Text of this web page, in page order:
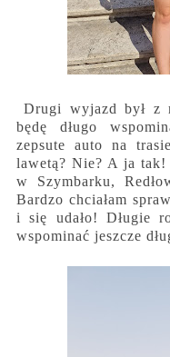
Drugi wyjazd był z
będę długo
zepsute auto na
lawetą? Nie? A ja
w Szymbarku,
Bardzo chciałam
i się udało! Długie
wspominać jeszcze